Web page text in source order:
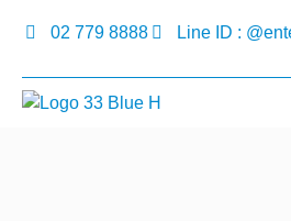
02 779 8888 Line ID :